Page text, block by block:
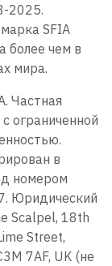
2025.
SFIA
более чем в
мира.
Частная
ограниченной
в
номером
Юридический
Scalpel, 18th
Street,
7AF, UK (не